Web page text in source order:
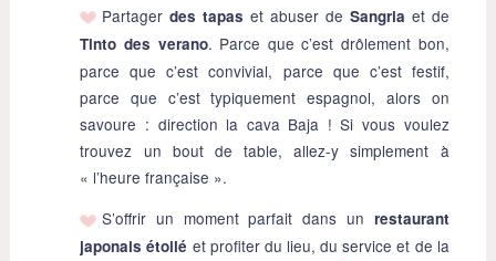
Partagerdes tapas et abuser de Sangria et de
Tinto des verano. Parce que c’est drôlement bon,
parce que c’est convivial, parce que c’est festif,
parce que c’est typiquement espagnol, alors on
savoure : direction la cava Baja ! Si vous voulez
trouvez un bout de table, allez-y simplement à
« l’heure française ».
S’offrir un moment parfait dans un restaurant
japonais étoilé et profiter du lieu, du service et de la